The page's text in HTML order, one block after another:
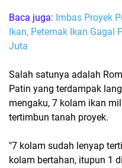
Baca juga: Imbas Proyek
Ikan, Peternak Ikan Gagal
Juta
Salah satunya adalah
Patin yang terdampak
mengaku, 7 kolam ikan
tertimbun tanah proyek.
"7 kolam sudah lenyap
kolam bertahan, itupun 1